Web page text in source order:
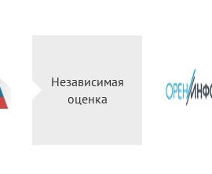
Независимая
оценка